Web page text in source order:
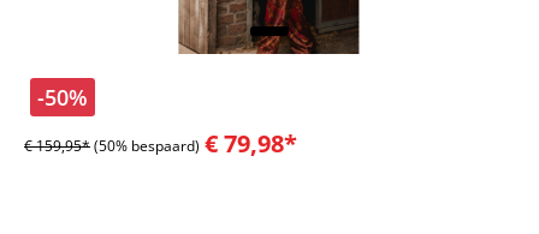
-50%
€ 159,95*(50% bespaard) € 79,98*